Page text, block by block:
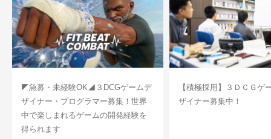
◤急募・未経験OK◢３DCGゲームデ
ザイナー・プログラマー募集！世界
中で楽しまれるゲームの開発経験を
得られます
【積極採用】３ＤＣＧゲ
ザイナー募集中！